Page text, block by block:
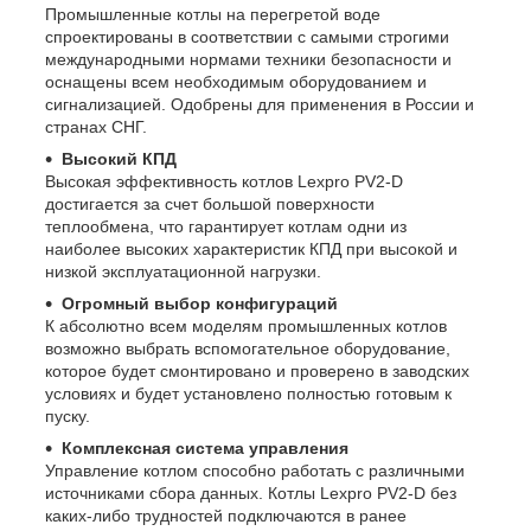
Промышленные котлы на перегретой воде
спроектированы в соответствии с самыми строгими
международными нормами техники безопасности и
оснащены всем необходимым оборудованием и
сигнализацией. Одобрены для применения в России и
странах СНГ.
Высокий КПД
Высокая эффективность котлов Lexpro PV2-D
достигается за счет большой поверхности
теплообмена, что гарантирует котлам одни из
наиболее высоких характеристик КПД при высокой и
низкой эксплуатационной нагрузки.
Огромный выбор конфигураций
К абсолютно всем моделям промышленных котлов
возможно выбрать вспомогательное оборудование,
которое будет смонтировано и проверено в заводских
условиях и будет установлено полностью готовым к
пуску.
Комплексная система управления
Управление котлом способно работать с различными
источниками сбора данных. Котлы Lexpro PV2-D без
каких-либо трудностей подключаются в ранее